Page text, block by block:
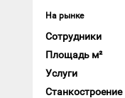
На рынке
Сотрудники
Площадь м²
Услуги
Станкостроение